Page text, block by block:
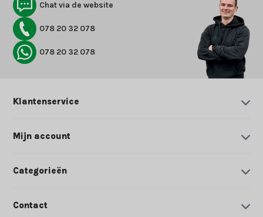
Chat via de website
078 20 32 078
078 20 32 078
Klantenservice
Mijn account
Categorieën
Contact